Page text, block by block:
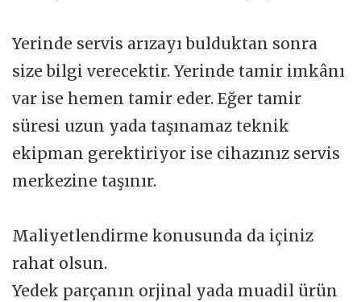
Yerinde servis arızayı bulduktan sonra
size bilgi verecektir. Yerinde tamir imkânı
var ise hemen tamir eder. Eğer tamir
süresi uzun yada taşınamaz teknik
ekipman gerektiriyor ise cihazınız servis
merkezine taşınır.
Maliyetlendirme konusunda da içiniz
rahat olsun.
Yedek parçanın orjinal yada muadil ürün